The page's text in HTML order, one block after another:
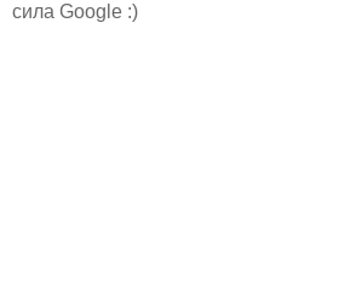
сила Google :)